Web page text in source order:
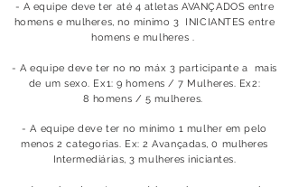
- A equipe deve ter até 4 atletas AVANÇADOS entre
homens e mulheres, no mínimo 3 INICIANTES entre
homens e mulheres .
- A equipe deve ter no no máx 3 participante a mais
de um sexo. Ex1: 9 homens / 7 Mulheres. Ex2:
8 homens / 5 mulheres.
- A equipe deve ter no mínimo 1 mulher em pelo
menos 2 categorias. Ex: 2 Avançadas, 0 mulheres
Intermediárias, 3 mulheres iniciantes.